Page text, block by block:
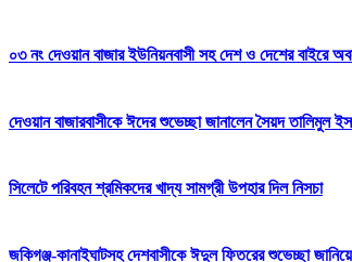
০৩ নং দেওয়ান বাজার ইউনিয়নবাসী সহ দেশ ও দেশের বাইরে
দেওয়ান বাজারবাসীকে ঈদের শুভেচ্ছা জানালেন সৈয়দ তালিমুল
সিলেটে পরিবহন শ্রমিকদের খাদ্য সামগ্রী উপহার দিল নিসচা
জকিগঞ্জ-কানাইঘাটসহ দেশবাসীকে ঈদুল ফিতরের শুভেচ্ছা